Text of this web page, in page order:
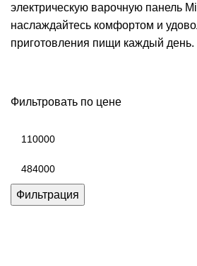
Фильтровать по цене
Фильтрация
электрическую варочную панель
наслаждайтесь комфортом и
приготовления пищи каждый день.